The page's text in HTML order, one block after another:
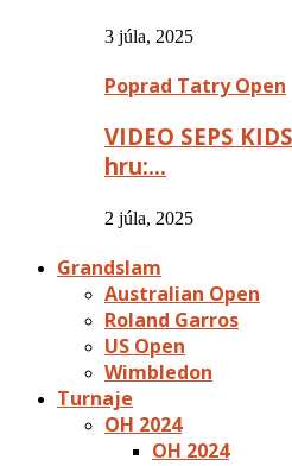
3 júla, 2025
Poprad Tatry Open
VIDEO SEPS
hru:…
2 júla, 2025
Grandslam
Australian Open
Roland Garros
US Open
Wimbledon
Turnaje
OH 2024
OH 2024